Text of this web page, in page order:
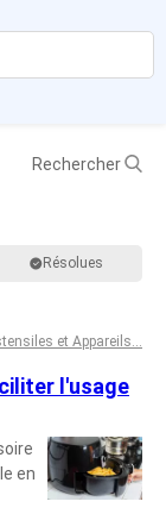
Rechercher
Résolues
et Appareils...
l'usage
en